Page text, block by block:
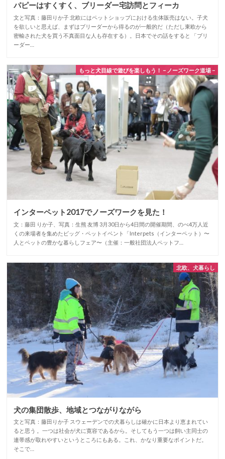
パピーはすくすく、ブリーダー宅訪問とフィーカ
文と写真：藤田りか子 北欧にはペットショップにおける生体販売はない。子犬
を欲しいと思えば、まずはブリーダーから得るのが一般的だ（ただし東欧から
密輸された犬を買う不真面目な人も存在する）。日本でその話をすると 「ブリ
ーダー…
もっと犬目線で遊びを楽しもう！ – ノーズワーク道場 –
インターペット2017でノーズワークを見た！
文：藤田 りか子、写真：生熊 友博 3月30日から4日間の開催期間、のべ4万人近
くの来場者を集めたビッグ・ペットイベント「Interpets（インターペット）〜
人とペットの豊かな暮らしフェア〜（主催：一般社団法人ペットフ…
北欧、犬暮らし
犬の集団散歩、地域とつながりながら
文と写真：藤田りか子 スウェーデンでの犬暮らしは確かに日本より恵まれてい
ると思う 。一つは社会が犬に寛容であるから。そしてもう一つは飼い主同士の
連帯感が取れやすいというところにもある。これ、かなり重要なポイントだ。
そこで…